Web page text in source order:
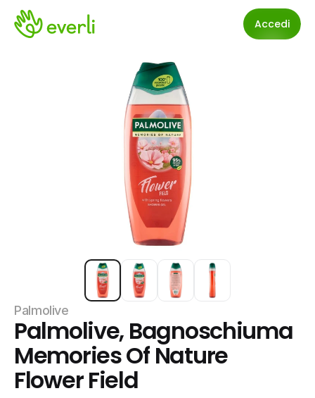
Accedi
Palmolive
Palmolive, Bagnoschiuma
Memories Of Nature
Flower Field